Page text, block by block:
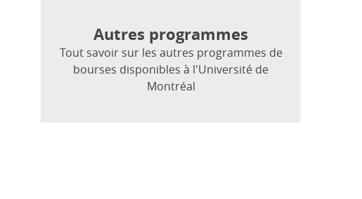
Autres programmes
Tout savoir sur les autres programmes de
bourses disponibles à l'Université de
Montréal